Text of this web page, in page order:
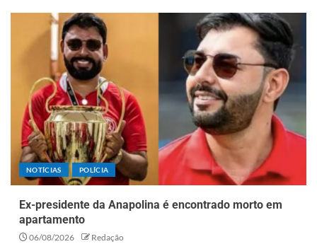
NOTÍCIAS POLÍCIA
Ex-presidente da Anapolina é encontrado morto em
apartamento
06/08/2026 Redação